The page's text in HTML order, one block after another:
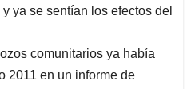
ya se sentían los efectos del
comunitarios ya había
2011 en un informe de